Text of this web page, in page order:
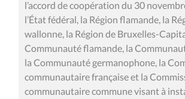
l’accord de coopération du 30
l’État fédéral, la Région flamande, la
wallonne, la Région de Bruxelles-
Communauté flamande, la
la Communauté germanophone, la
communautaire française et la
communautaire commune visant à